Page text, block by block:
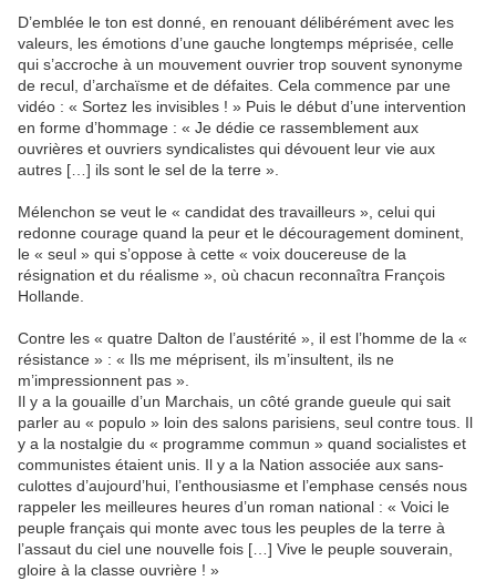
D’emblée le ton est donné, en renouant délibérément avec les
valeurs, les émotions d’une gauche longtemps méprisée, celle
qui s’accroche à un mouvement ouvrier trop souvent synonyme
de recul, d’archaïsme et de défaites. Cela commence par une
vidéo : « Sortez les invisibles ! » Puis le début d’une intervention
en forme d’hommage : « Je dédie ce rassemblement aux
ouvrières et ouvriers syndicalistes qui dévouent leur vie aux
autres […] ils sont le sel de la terre ».
Mélenchon se veut le « candidat des travailleurs », celui qui
redonne courage quand la peur et le découragement dominent,
le « seul » qui s’oppose à cette « voix doucereuse de la
résignation et du réalisme », où chacun reconnaîtra François
Hollande.
Contre les « quatre Dalton de l’austérité », il est l’homme de la «
résistance » : « Ils me méprisent, ils m’insultent, ils ne
m’impressionnent pas ».
Il y a la gouaille d’un Marchais, un côté grande gueule qui sait
parler au « populo » loin des salons parisiens, seul contre tous. Il
y a la nostalgie du « programme commun » quand socialistes et
communistes étaient unis. Il y a la Nation associée aux sans-
culottes d’aujourd’hui, l’enthousiasme et l’emphase censés nous
rappeler les meilleures heures d’un roman national : « Voici le
peuple français qui monte avec tous les peuples de la terre à
l’assaut du ciel une nouvelle fois […] Vive le peuple souverain,
gloire à la classe ouvrière ! »